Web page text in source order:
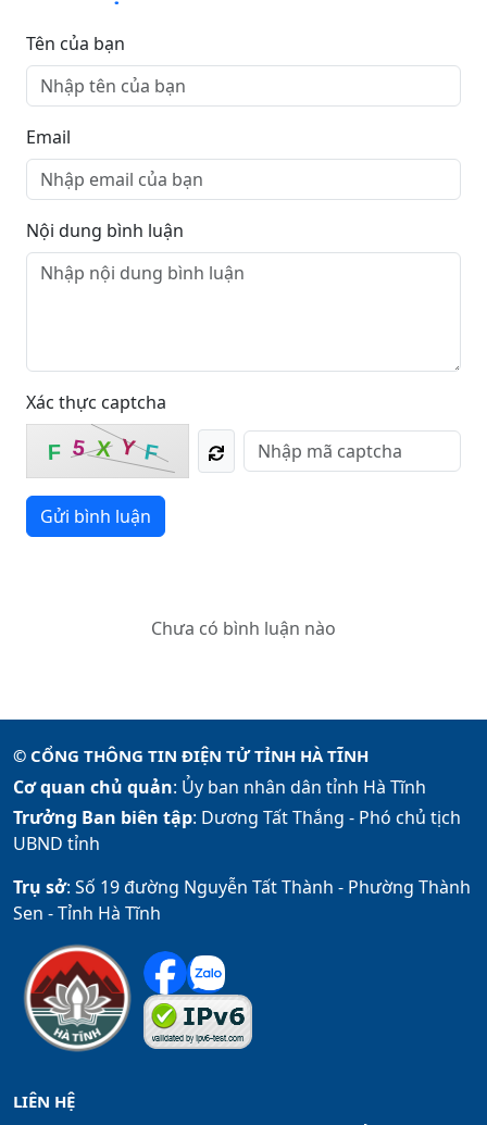
Tên của bạn
Email
Nội dung bình luận
Xác thực captcha
F 5 X YF
Gửi bình luận
Chưa có bình luận nào
© CỔNG THÔNG TIN ĐIỆN TỬ TỈNH HÀ TĨNH
Cơ quan chủ quản: Ủy ban nhân dân tỉnh Hà Tĩnh
Trưởng Ban biên tập: Dương Tất Thắng - Phó chủ tịch
UBND tỉnh
Trụ sở: Số 19 đường Nguyễn Tất Thành - Phường Thành
Sen - Tỉnh Hà Tĩnh
LIÊN HỆ